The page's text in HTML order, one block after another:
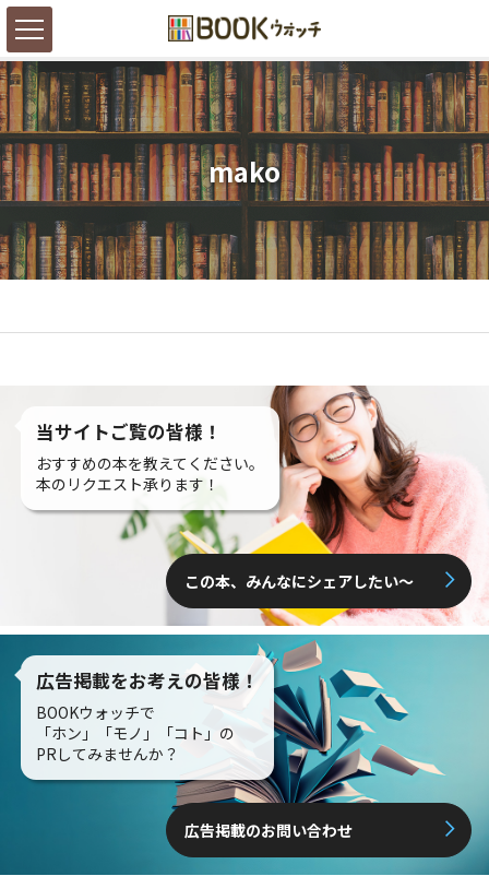
mako
当サイトご覧の皆様！
おすすめの本を教えてください。
本のリクエスト承ります！
この本、みんなにシェアしたい〜
広告掲載をお考えの皆様！
BOOKウォッチで
「ホン」「モノ」「コト」の
PRしてみませんか？
広告掲載のお問い合わせ